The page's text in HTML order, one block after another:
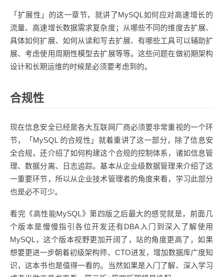
「扩展性」的这一章节，就讲了MySQL如何应对高速增长的
流量、高速增长数据需求复杂度；从哪些不同的维度去扩展、
具体如何扩展、如何从读和写去扩展、有哪些工具可以辅助扩
展、考虑使用周期性模型去扩展等等。这些问题在做初期架构
设计和长期运维的时候是必须要考虑到的。
合规性
现在信息安全已经是各大互联网厂商必须要非常重视的一个环
节，「MySQL 的合规性」就着重讲了这一部分，除了信息安
全合规，还介绍了如何构建这个合规的控制体系，诸如信息管
理、数据分离、日志追踪。基本从企业级数据管理来介绍了这
一重要环节，所以从企业技术管理者的角度来看，学习此部分
也是必不可少。
看完《高性能MySQL》第四版之后最大的感觉就是，前面几
个版本是慢慢指引各位开发还有DBA入门到深入了解使用
MySQL，这个版本视野更加开阔了，站的角度更高了，如果
想要更进一步朝着初级架构师、CTO进发，增加数据库广度知
识，这本书也是值得一看的。当然如果是入门了解、深入学习